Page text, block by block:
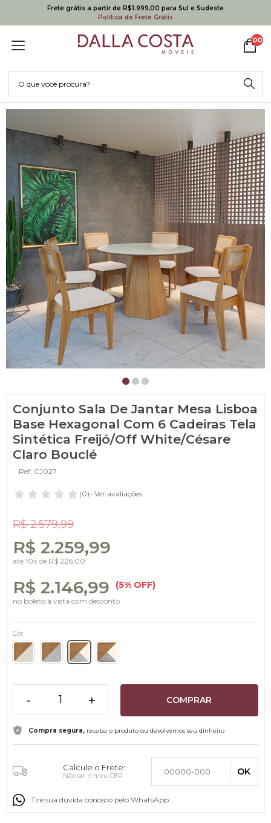
Frete grátis a partir de R$1.999,00 para Sul e Sudeste
Política de Frete Grátis
00
Conjunto Sala De Jantar Mesa Lisboa
Base Hexagonal Com 6 Cadeiras Tela
Sintética Freijó/Off White/Césare
Claro Bouclé
Ref: CJ027
(0)- Ver avaliações
R$ 2.579,99
R$ 2.259,99
até 10x de R$ 226,00
R$ 2.146,99 (5% OFF)
no boleto à vista com desconto
Cor
- + COMPRAR
Compra segura, receba o produto ou devolvemos seu dinheiro
Calcule o Frete:
Não sei o meu CEP OK
Tire sua dúvida conosco pelo WhatsApp